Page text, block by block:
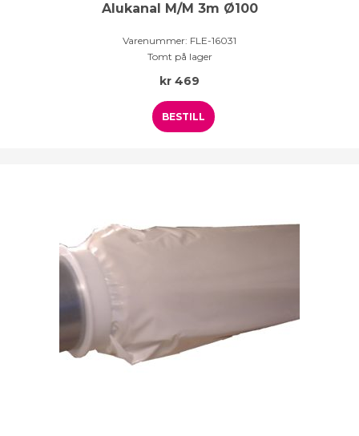
Alukanal M/M 3m Ø100
Varenummer: FLE-16031
Tomt på lager
kr 469
BESTILL